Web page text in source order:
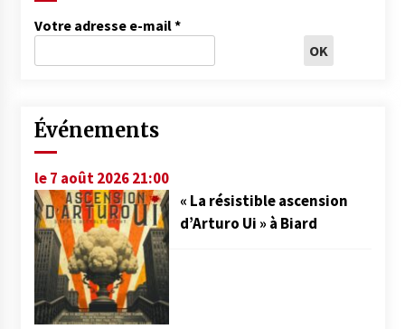
Votre adresse e-mail*
Événements
le 7 août 2026 21:00
« La résistible ascension
d’Arturo Ui » à Biard